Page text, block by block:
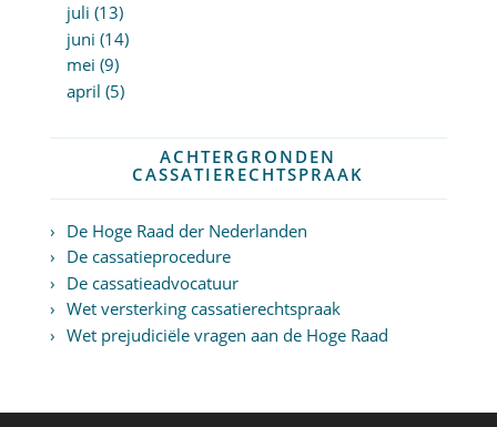
juli (13)
juni (14)
mei (9)
april (5)
ACHTERGRONDEN
CASSATIERECHTSPRAAK
De Hoge Raad der Nederlanden
De cassatieprocedure
De cassatieadvocatuur
Wet versterking cassatierechtspraak
Wet prejudiciële vragen aan de Hoge Raad